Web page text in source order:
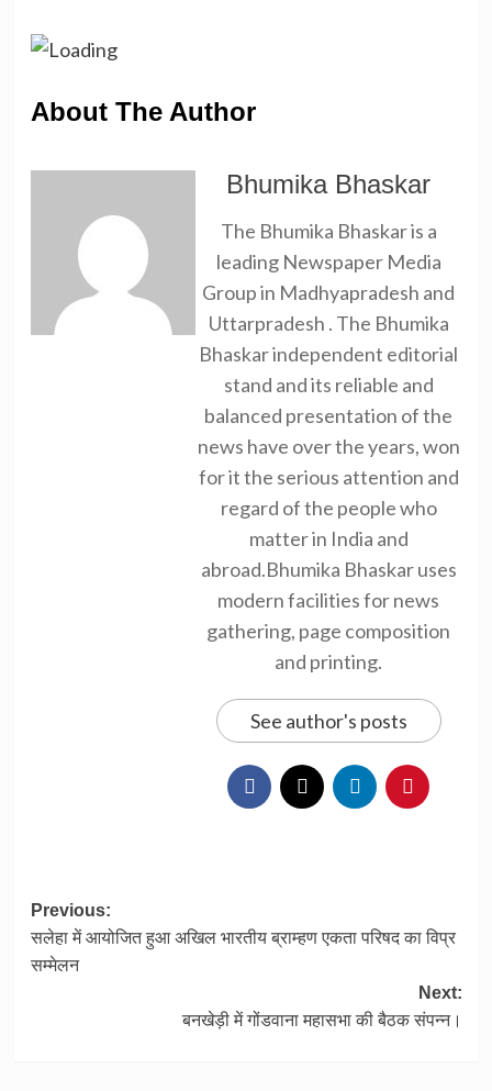
About The Author
Bhumika Bhaskar
The Bhumika Bhaskar is a
leading Newspaper Media
Group in Madhyapradesh and
Uttarpradesh . The Bhumika
Bhaskar independent editorial
stand and its reliable and
balanced presentation of the
news have over the years, won
for it the serious attention and
regard of the people who
matter in India and
abroad.Bhumika Bhaskar uses
modern facilities for news
gathering, page composition
and printing.
See author's posts
Post
navigation
Previous:
सलेहा में आयोजित हुआ अखिल भारतीय ब्राम्हण एकता परिषद का विप्र
सम्मेलन
Next:
बनखेड़ी में गोंडवाना महासभा की बैठक संपन्न।